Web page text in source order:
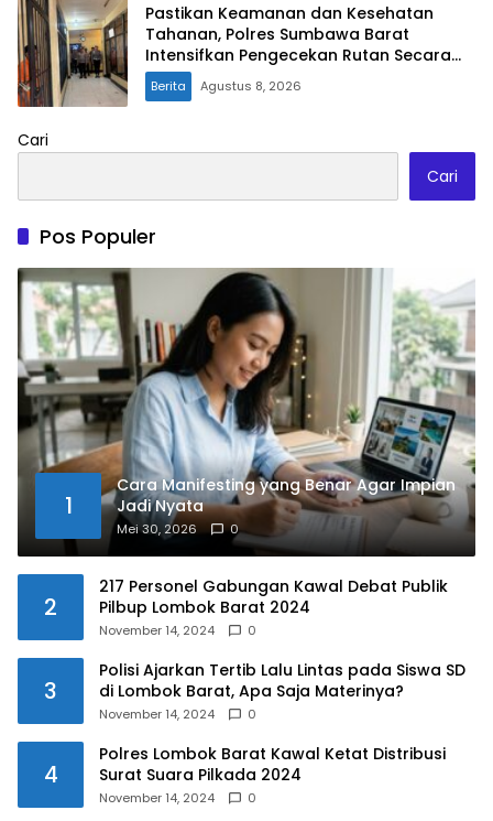
Pastikan Keamanan dan Kesehatan
Tahanan, Polres Sumbawa Barat
Intensifkan Pengecekan Rutan Secara
Berkala
Berita Agustus 8, 2026
Cari
Cari
Pos Populer
1
Cara Manifesting yang Benar Agar Impian
Jadi Nyata
Mei 30, 2026 0
2
217 Personel Gabungan Kawal Debat Publik
Pilbup Lombok Barat 2024
November 14, 2024 0
3
Polisi Ajarkan Tertib Lalu Lintas pada Siswa SD
di Lombok Barat, Apa Saja Materinya?
November 14, 2024 0
4
Polres Lombok Barat Kawal Ketat Distribusi
Surat Suara Pilkada 2024
November 14, 2024 0